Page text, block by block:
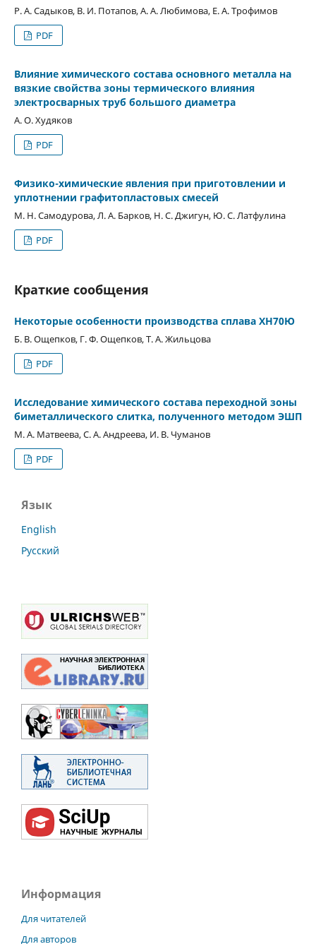
Р. А. Садыков, В. И. Потапов, А. А. Любимова, Е. А. Трофимов
PDF
Влияние химического состава основного металла на
вязкие свойства зоны термического влияния
электросварных труб большого диаметра
А. О. Худяков
PDF
Физико-химические явления при приготовлении и
уплотнении графитопластовых смесей
М. Н. Самодурова, Л. А. Барков, Н. С. Джигун, Ю. С. Латфулина
PDF
Краткие сообщения
Некоторые особенности производства сплава ХН70Ю
Б. В. Ощепков, Г. Ф. Ощепков, Т. А. Жильцова
PDF
Исследование химического состава переходной зоны
биметаллического слитка, полученного методом ЭШП
М. А. Матвеева, С. А. Андреева, И. В. Чуманов
PDF
Язык
English
Русский
Информация
Для читателей
Для авторов